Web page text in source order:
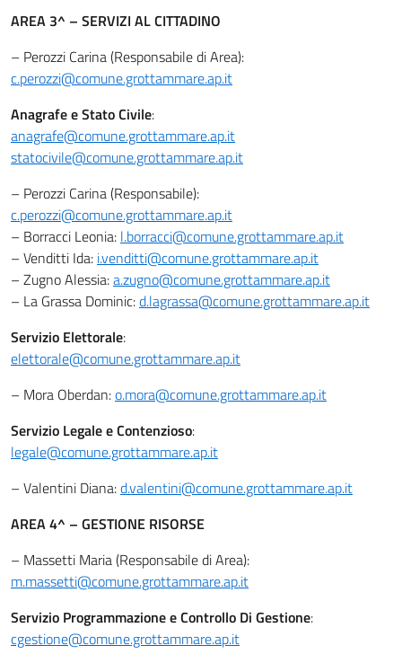
AREA 3^ – SERVIZI AL CITTADINO
– Perozzi Carina (Responsabile di Area):
c.perozzi@comune.grottammare.ap.it
Anagrafe e Stato Civile:
anagrafe@comune.grottammare.ap.it
statocivile@comune.grottammare.ap.it
– Perozzi Carina (Responsabile):
c.perozzi@comune.grottammare.ap.it
– Borracci Leonia: l.borracci@comune.grottammare.ap.it
– Venditti Ida: i.venditti@comune.grottammare.ap.it
– Zugno Alessia:a.zugno@comune.grottammare.ap.it
– La Grassa Dominic:d.lagrassa@comune.grottammare.ap.it
Servizio Elettorale:
elettorale@comune.grottammare.ap.it
– Mora Oberdan:o.mora@comune.grottammare.ap.it
Servizio Legale e Contenzioso:
legale@comune.grottammare.ap.it
– Valentini Diana:d.valentini@comune.grottammare.ap.it
AREA 4^ – GESTIONE RISORSE
– Massetti Maria (Responsabile di Area):
m.massetti@comune.grottammare.ap.it
Servizio Programmazione e Controllo Di Gestione:
cgestione@comune.grottammare.ap.it